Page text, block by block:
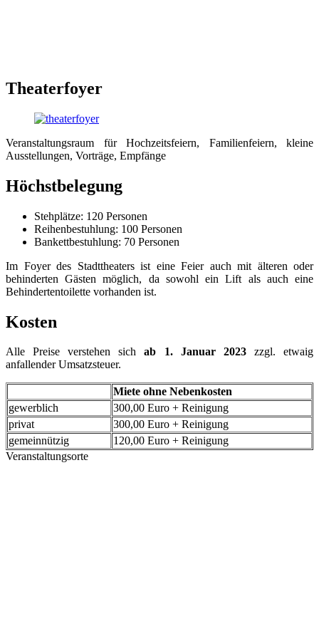
Theaterfoyer
Veranstaltungsraum für Hochzeitsfeiern, Familienfeiern, kleine
Ausstellungen, Vorträge, Empfänge
Höchstbelegung
Stehplätze: 120 Personen
Reihenbestuhlung: 100 Personen
Bankettbestuhlung: 70 Personen
Im Foyer des Stadttheaters ist eine Feier auch mit älteren oder
behinderten Gästen möglich, da sowohl ein Lift als auch eine
Behindertentoilette vorhanden ist.
Kosten
Alle Preise verstehen sichab 1. Januar 2023zzgl. etwaig
anfallender Umsatzsteuer.
Miete ohne Nebenkosten
gewerblich
300,00 Euro + Reinigung
privat
300,00 Euro + Reinigung
gemeinnützig
120,00 Euro + Reinigung
Veranstaltungsorte